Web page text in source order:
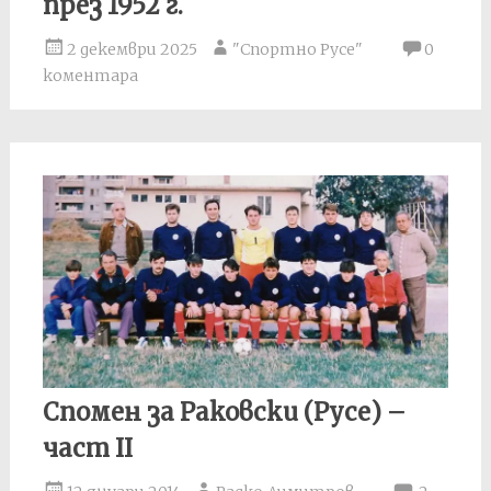
2 декември 2025 "Спортно Русе"
0
коментара
Спомен за Раковски (Русе) –
част II